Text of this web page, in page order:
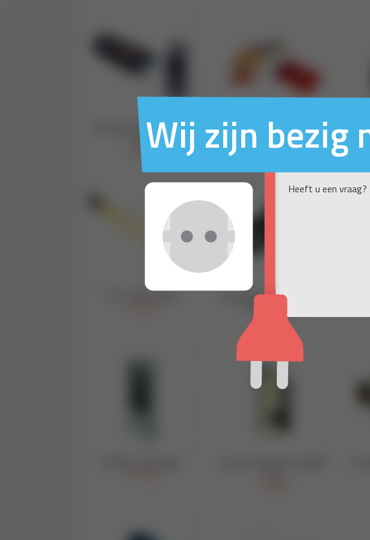
Wij zijn bezig
Heeft u een